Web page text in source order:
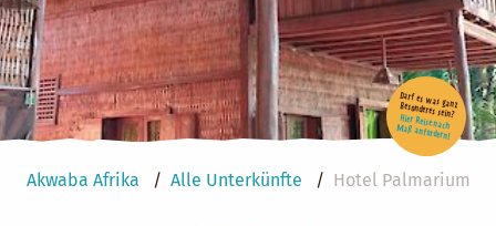
Akwaba Afrika Alle Unterkünfte Hotel Palmarium
Darf es was ganz Besonderes sein?
Hier Reise nach Maß anfordern!